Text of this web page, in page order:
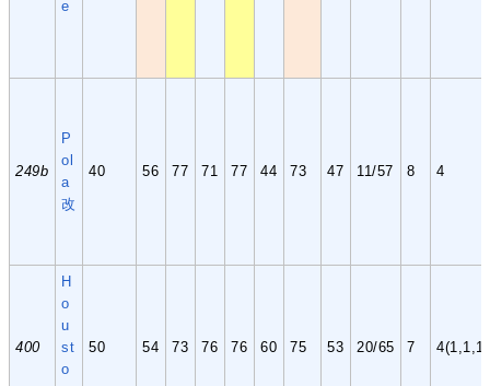
e
249b
P
ol
a
改
40 56 77 71 77 44 73 47 11/57 8 4
400
H
o
u
st
o
50 54 73 76 76 60 75 53 20/65 7